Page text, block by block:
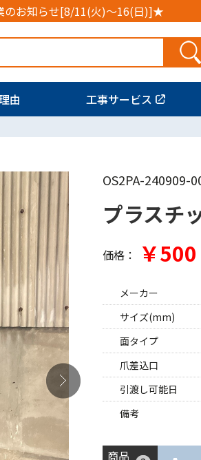
のお知らせ[8/11(火)～16(日)]★
由 工事サービス
OS2PA-240909-
プラスチ
価格： ￥500
メーカー
サイズ(mm)
面タイプ
爪差込口
引渡し可能日
備考
商品